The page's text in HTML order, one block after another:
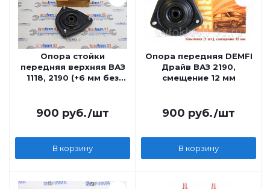
Опора стойки
передняя верхняя ВАЗ
1118, 2190 (+6 мм без
900 руб./шт
В корзину
Опора передняя DEMFI
Драйв ВАЗ 2190,
смещение 12 мм
900 руб./шт
В корзину